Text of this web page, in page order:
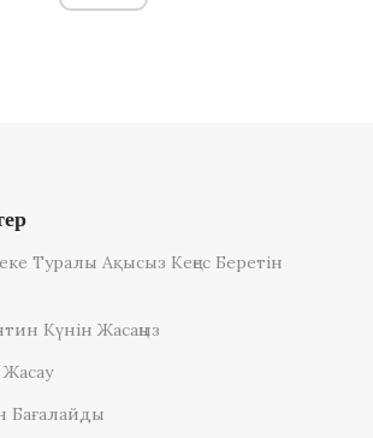
Туралы Ақысыз Кеңес Беретін
Күнін Жасаңыз
Бағалайды